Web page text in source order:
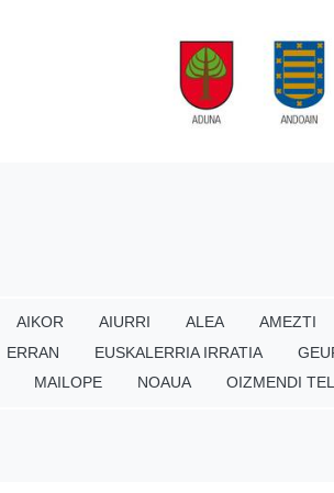
AIKOR AIURRI ALEA AMEZTI
ERRAN EUSKALERRIA IRRATIA
MAILOPE NOAUA OIZMENDI